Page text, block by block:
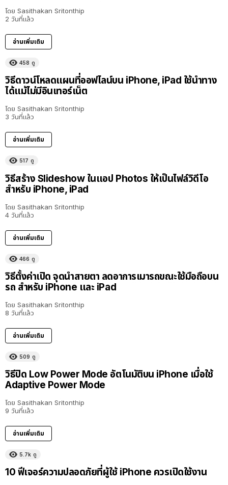
โดย Sasithakan Sritonthip
2 วันที่แล้ว
อ่านเพิ่มเติม
458 ดู
วิธีดาวน์โหลดแผนที่ออฟไลน์บน iPhone, iPad ใช้นำทาง
ได้แม้ไม่มีอินเทอร์เน็ต
โดย Sasithakan Sritonthip
3 วันที่แล้ว
อ่านเพิ่มเติม
517 ดู
วิธีสร้าง Slideshow ในแอป Photos ให้เป็นไฟล์วิดีโอ
สำหรับ iPhone, iPad
โดย Sasithakan Sritonthip
4 วันที่แล้ว
อ่านเพิ่มเติม
466 ดู
วิธีตั้งค่าเปิด จุดนำสายตา ลดอาการเมารถขณะใช้มือถือบน
รถ สำหรับ iPhone และ iPad
โดย Sasithakan Sritonthip
8 วันที่แล้ว
อ่านเพิ่มเติม
509 ดู
วิธีปิด Low Power Mode อัตโนมัติบน iPhone เมื่อใช้
Adaptive Power Mode
โดย Sasithakan Sritonthip
9 วันที่แล้ว
อ่านเพิ่มเติม
5.7k ดู
10 ฟีเจอร์ความปลอดภัยที่ผู้ใช้ iPhone ควรเปิดใช้งาน